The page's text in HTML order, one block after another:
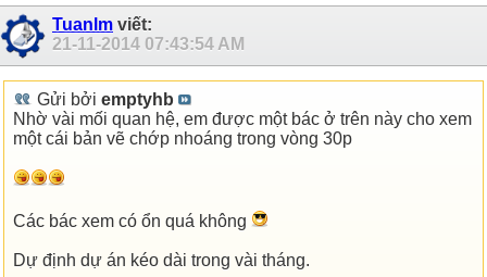
Tuanlm viết:
21-11-2014 07:43:54 AM
Gửi bởi emptyhb
Nhờ vài mối quan hệ, em được một bác ở trên này cho xem
một cái bản vẽ chớp nhoáng trong vòng 30p
Các bác xem có ổn quá không
Dự định dự án kéo dài trong vài tháng.